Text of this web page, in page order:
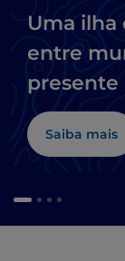
Uma ilha
entre
presente
Saiba mais